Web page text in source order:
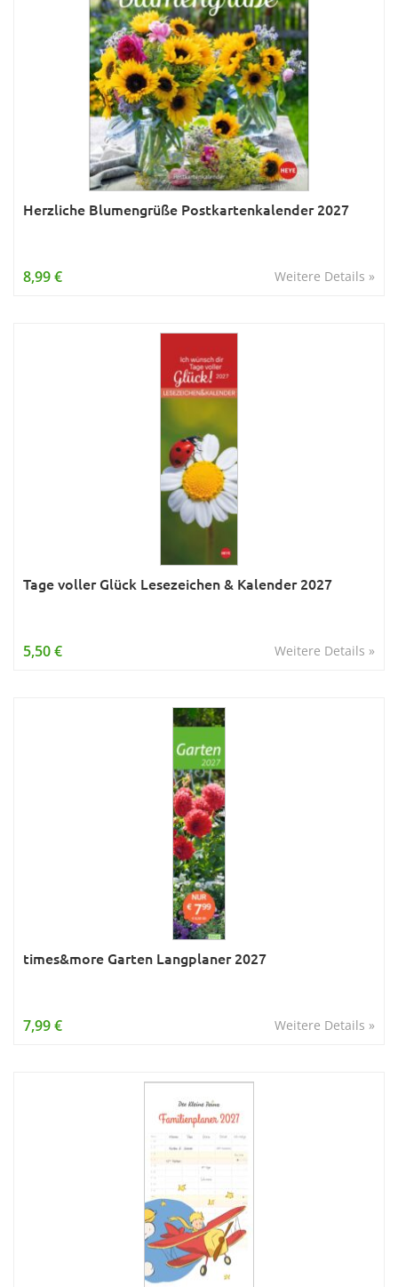
Herzliche Blumengrüße Postkartenkalender 2027
Weitere Details »
8,99 €
Tage voller Glück Lesezeichen & Kalender 2027
Weitere Details »
5,50 €
times&more Garten Langplaner 2027
Weitere Details »
7,99 €